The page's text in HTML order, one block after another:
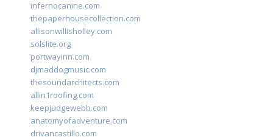
infernocanine.com
thepaperhousecollection.com
allisonwillisholley.com
solslite.org
portwayinn.com
djmaddogmusic.com
thesoundarchitects.com
allin1roofing.com
keepjudgewebb.com
anatomyofadventure.com
drivancastillo.com